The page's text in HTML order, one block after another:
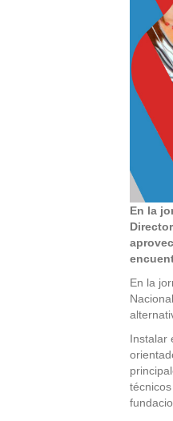
En la
En la
Instalar